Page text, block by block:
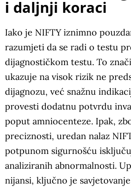
i daljnji koraci
Iako je NIFTY iznimno
razumjeti da se radi o testu
dijagnostičkom testu. To
ukazuje na visok rizik ne
dijagnozu, već snažnu
provesti dodatnu potvrdu
poput amniocenteze. Ipak,
preciznosti, uredan nalaz
potpunom sigurnošću
analiziranih abnormalnosti.
nijansi, ključno je